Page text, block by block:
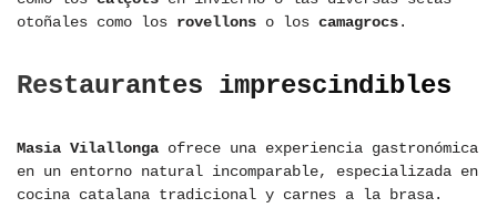
otoñales como los rovellons o los camagrocs.
Restaurantes imprescindibles
Masia Vilallonga ofrece una experiencia gastronómica
en un entorno natural incomparable, especializada en
cocina catalana tradicional y carnes a la brasa.